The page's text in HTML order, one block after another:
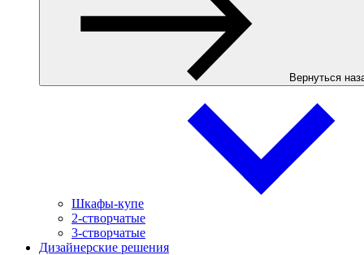
Вернуться
Шкафы-купе
2-створчатые
3-створчатые
Дизайнерские решения